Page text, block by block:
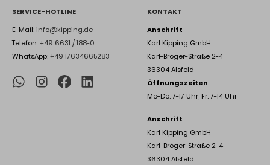
SERVICE-HOTLINE
E-Mail:info@kipping.de
Telefon:+49 6631 / 188-0
WhatsApp:+49 17634665283
KONTAKT
Anschrift
Karl Kipping GmbH
Karl-Bröger-Straße 2-4
36304 Alsfeld
Öffnungszeiten
Mo-Do: 7-17 Uhr, Fr: 7-14 Uhr
Anschrift
Karl Kipping GmbH
Karl-Bröger-Straße 2-4
36304 Alsfeld